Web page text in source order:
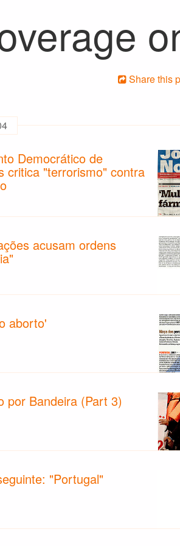
Share this
Democrático de
critica "terrorismo" contra
acusam ordens
aborto'
por Bandeira (Part 3)
"Portugal"